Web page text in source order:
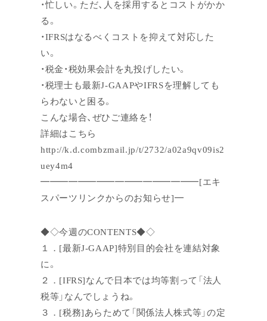
・忙しい。ただ、人を採用するとコストがかか
る。
・IFRSはなるべくコストを抑えて対応した
い。
・税金・税効果会計を丸投げしたい。
・税理士も最新J-GAAPやIFRSを理解しても
らわないと困る。
こんな場合、ぜひご連絡を！
詳細はこちら
http://k.d.combzmail.jp/t/2732/a02a9qv09is2
uey4m4
━━━━━━━━━━━━━━━━━[エキ
スパーツリンクからのお知らせ]━
◆◇今週のCONTENTS◆◇
１．[最新J-GAAP]特別目的会社を連結対象
に。
２．[IFRS]なんで日本では均等割って「法人
税等」なんでしょうね。
３．[税務]あらためて「関係法人株式等」の定